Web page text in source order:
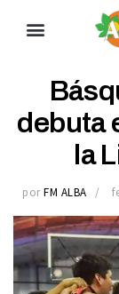
debuta
la
por FM ALBA